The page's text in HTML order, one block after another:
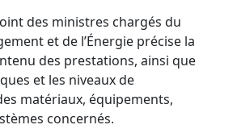
des ministres chargés du
et de l’Énergie précise la
des prestations, ainsi que
et les niveaux de
matériaux, équipements,
concernés.